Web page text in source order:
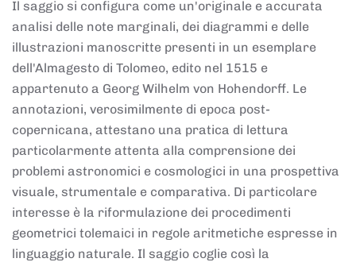
Il saggio si configura come un'originale e accurata
analisi delle note marginali, dei diagrammi e delle
illustrazioni manoscritte presenti in un esemplare
dell'Almagesto di Tolomeo, edito nel 1515 e
appartenuto a Georg Wilhelm von Hohendorff. Le
annotazioni, verosimilmente di epoca post-
copernicana, attestano una pratica di lettura
particolarmente attenta alla comprensione dei
problemi astronomici e cosmologici in una prospettiva
visuale, strumentale e comparativa. Di particolare
interesse è la riformulazione dei procedimenti
geometrici tolemaici in regole aritmetiche espresse in
linguaggio naturale. Il saggio coglie così la